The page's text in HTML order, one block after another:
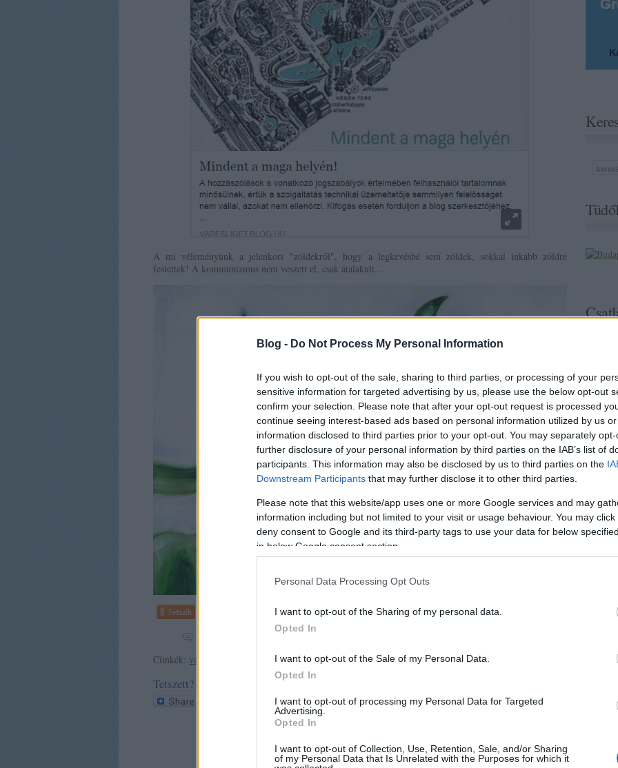
Blog - Do Not Process My Personal Information
If you wish to opt-out of the sale, sharing to third parties, or processing of your
sensitive information for targeted advertising by us, please use the below opt-out
confirm your selection. Please note that after your opt-out request is processed
continue seeing interest-based ads based on personal information utilized by us
information disclosed to third parties prior to your opt-out. You may separately
further disclosure of your personal information by third parties on the IAB’s list of
participants. This information may also be disclosed by us to third parties on the
Downstream Participants that may further disclose it to other third parties.
Please note that this website/app uses one or more Google services and may
information including but not limited to your visit or usage behaviour. You may
deny consent to Google and its third-party tags to use your data for below
in below Google consent section.
Personal Data Processing Opt Outs
I want to opt-out of the Sharing of my personal data.
Opted In
I want to opt-out of the Sale of my Personal Data.
Opted In
I want to opt-out of processing my Personal Data for Targeted
Advertising.
Opted In
I want to opt-out of Collection, Use, Retention, Sale, and/or Sharing
of my Personal Data that Is Unrelated with the Purposes for which it
A mi véleményünk a jelenkori "zöldekről", hogy a legkevésbé sem zöldek, sokkal inkább zöldre
festettek! A kommunizmus nem veszett el, csak átalakult...
Tetszik
Címkék: vélemény tradíció humánökológia ökológiai politika politikafilozófia
Tetszett? Oszd meg!